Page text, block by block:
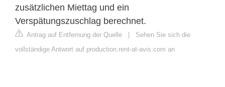
zusätzlichen Miettag und ein
Verspätungszuschlag berechnet.
Antrag auf Entfernung der Quelle
Sehen Sie sich die
vollständige Antwort auf production.rent-at-avis.com an